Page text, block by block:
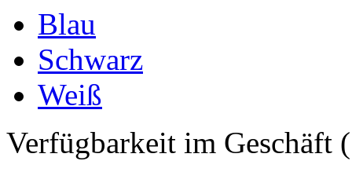
Blau
Schwarz
Weiß
Verfügbarkeit im Geschäft